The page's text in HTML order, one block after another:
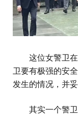
这位女警卫在
卫要有极强的安
发生的情况，并妥
其实一个警卫